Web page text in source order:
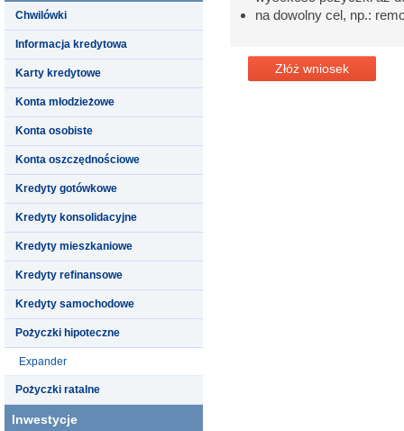
Chwilówki
Informacja kredytowa
Karty kredytowe
Konta młodzieżowe
Konta osobiste
Konta oszczędnościowe
Kredyty gotówkowe
Kredyty konsolidacyjne
Kredyty mieszkaniowe
Kredyty refinansowe
Kredyty samochodowe
Pożyczki hipoteczne
Expander
Pożyczki ratalne
Inwestycje
na dowolny cel, np.:
Złóż wniosek